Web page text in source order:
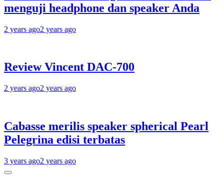
menguji headphone dan speaker Anda
2 years ago2 years ago
Review Vincent DAC-700
2 years ago2 years ago
Cabasse merilis speaker spherical Pearl
Pelegrina edisi terbatas
3 years ago2 years ago